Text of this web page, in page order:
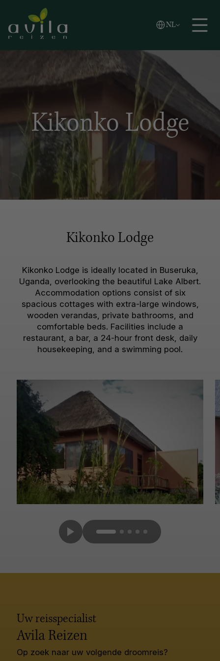
Zoeken
NL
Vlaams
English
Kikonko Lodge
Kikonko Lodge
Kikonko Lodge is ideally located in Buseruka,
Uganda, overlooking the beautiful Lake Albert.
Accommodation options consist of six
spacious cottages with extra-large windows,
wooden verandas, private bathrooms, and
comfortable beds. Facilities include a
restaurant, a bar, a 24-hour front desk, daily
housekeeping, and a swimming pool.
Uw reisspecialist
Avila Reizen
Op zoek naar uw volgende droomreis?